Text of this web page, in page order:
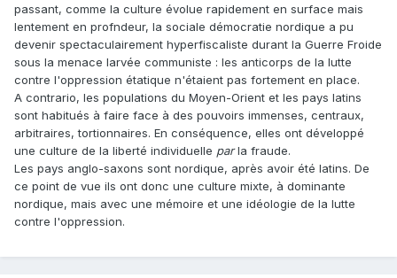
passant, comme la culture évolue rapidement en surface mais
lentement en profndeur, la sociale démocratie nordique a pu
devenir spectaculairement hyperfiscaliste durant la Guerre Froide
sous la menace larvée communiste : les anticorps de la lutte
contre l'oppression étatique n'étaient pas fortement en place.
A contrario, les populations du Moyen-Orient et les pays latins
sont habitués à faire face à des pouvoirs immenses, centraux,
arbitraires, tortionnaires. En conséquence, elles ont développé
une culture de la liberté individuelle parla fraude.
Les pays anglo-saxons sont nordique, après avoir été latins. De
ce point de vue ils ont donc une culture mixte, à dominante
nordique, mais avec une mémoire et une idéologie de la lutte
contre l'oppression.